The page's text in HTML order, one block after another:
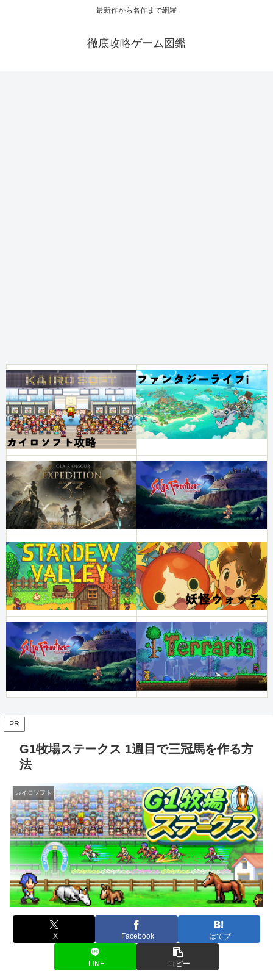
最新作から名作まで網羅
徹底攻略ゲーム図鑑
PR
G1牧場ステークス 1週目で三冠馬を作る方
法
カイロソフト
X Facebook はてブ
LINE コピー